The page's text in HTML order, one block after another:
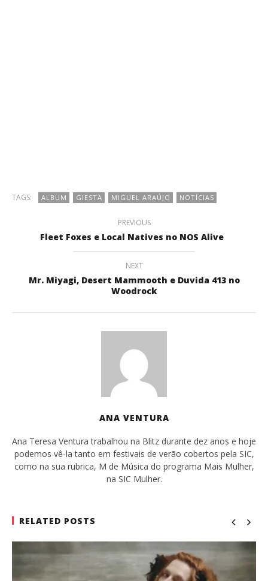
TAGS: ALBUM GIESTA MIGUEL ARAÚJO NOTÍCIAS
PREVIOUS
Fleet Foxes e Local Natives no NOS Alive
NEXT
Mr. Miyagi, Desert Mammooth e Duvida 413 no
Woodrock
ANA VENTURA
Ana Teresa Ventura trabalhou na Blitz durante dez anos e hoje
podemos vê-la tanto em festivais de verão cobertos pela SIC,
como na sua rubrica, M de Música do programa Mais Mulher,
na SIC Mulher.
RELATED POSTS